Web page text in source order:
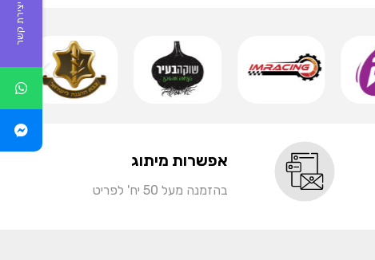
אפשרות מיתוג
בהזמנה מעל 50 יח' לפריט
יצירת קשר